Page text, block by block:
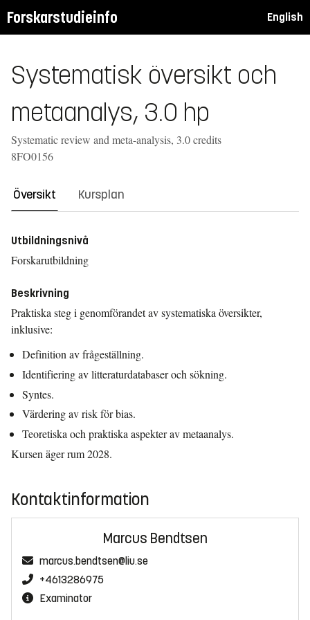
Forskarstudieinfo English
Systematisk översikt och
metaanalys, 3.0 hp
Systematic review and meta-analysis, 3.0 credits
8FO0156
Översikt Kursplan
Utbildningsnivå
Forskarutbildning
Beskrivning
Praktiska steg i genomförandet av systematiska översikter,
inklusive:
Definition av frågeställning.
Identifiering av litteraturdatabaser och sökning.
Syntes.
Värdering av risk för bias.
Teoretiska och praktiska aspekter av metaanalys.
Kursen äger rum 2028.
Kontaktinformation
Marcus Bendtsen
marcus.bendtsen@liu.se
+4613286975
Examinator